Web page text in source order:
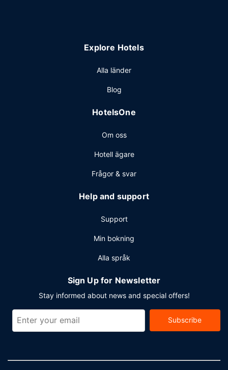
Övriga bekvämligheter
Gäster har tillgång till bland annat gratis internet, business-
Explore Hotels
Alla länder
Blog
HotelsOne
Om oss
Hotell ägare
Frågor & svar
Help and support
Support
Min bokning
Alla språk
Sign Up for Newsletter
Stay informed about news and special offers!
Subscribe